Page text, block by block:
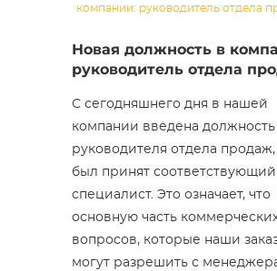
компании: руководитель отдела
Новая должность в
руководитель отдела
С сегодняшнего дня в нашей
компании введена должность
руководителя отдела
был принят соответствующий
специалист. Это означает, что
основную часть
вопросов, которые наши
могут разрешить с